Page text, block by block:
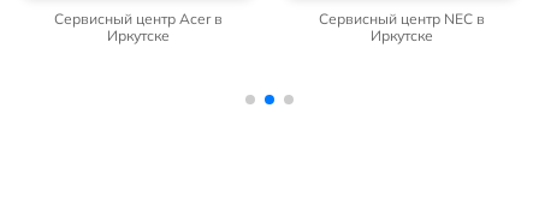
Сервисный центр Acer в
Иркутске
Сервисный центр NEC в
Иркутске